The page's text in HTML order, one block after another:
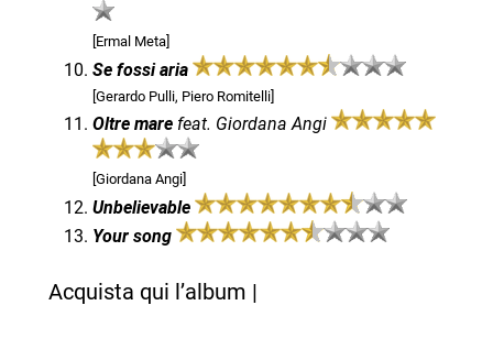
[Ermal Meta]
Se fossi aria
[Gerardo Pulli, Piero Romitelli]
Oltre marefeat. Giordana Angi
[Giordana Angi]
Unbelievable
Your song
Acquista qui l’album |